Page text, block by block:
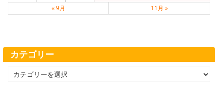
« 9月 11月 »
カテゴリー
テ